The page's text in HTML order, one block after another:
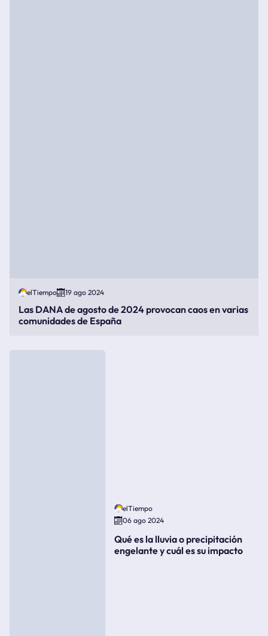
elTiempo 19 ago 2024
Las DANA de agosto de 2024 provocan caos en varias
comunidades de España
elTiempo
06 ago 2024
Qué es la lluvia o precipitación
engelante y cuál es su impacto